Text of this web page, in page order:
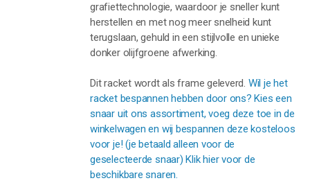
grafiettechnologie, waardoor je sneller kunt
herstellen en met nog meer snelheid kunt
terugslaan, gehuld in een stijlvolle en unieke
donker olijfgroene afwerking.
Dit racket wordt als frame geleverd. Wil je het
racket bespannen hebben door ons? Kies een
snaar uit ons assortiment, voeg deze toe in de
winkelwagen en wij bespannen deze kosteloos
voor je! (je betaald alleen voor de
geselecteerde snaar) Klik hier voor de
beschikbare snaren.